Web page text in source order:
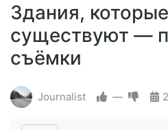
Здания,
существуют —
съёмки
Journalist —